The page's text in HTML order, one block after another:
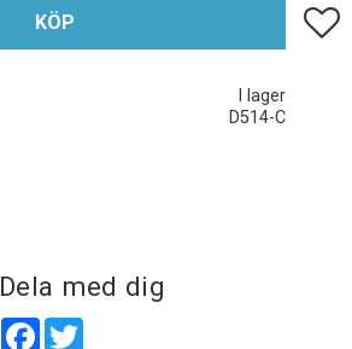
KÖP Lägg
I lager
D514-C
Dela med dig
Facebook